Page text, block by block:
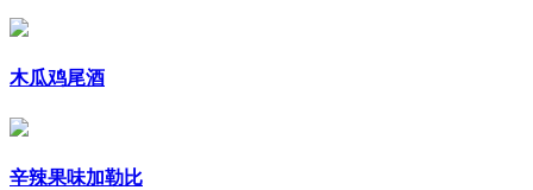
木瓜鸡尾酒
辛辣果味加勒比